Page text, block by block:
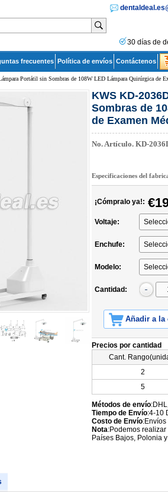
30 días de
frecuentes Política de envíos Contáctenos
Portátil sin Sombras de 108W LED Lámpara Quirúrgica de
KWS KD-
Sombras de
de Examen
No. Artículo. KD-
Especificaciones del
¡Cómpralo ya!:
Voltaje:
Enchufe:
Modelo:
Cantidad:
Añadir a la
Precios por cantidad
Cant.
2
5
Métodos de envío
Tiempo de Envío:4-10
Costo de Envío
Nota:Podemos
Países Bajos, Polonia